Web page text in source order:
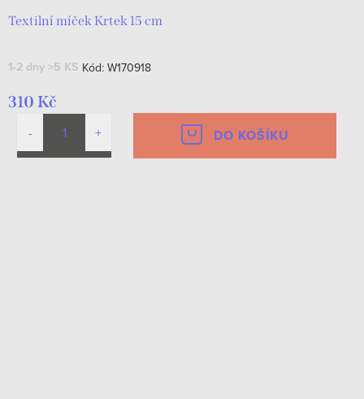
Textilní míček Krtek 15 cm
1-2 dny >5 KS Kód: W170918
310 Kč
DO KOŠÍKU